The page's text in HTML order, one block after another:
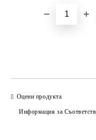
Оцени продукта
Информация за